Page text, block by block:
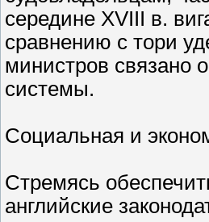
середине XVIII в.
сравнению с тори
министров связано
системы.
Социальная и
Стремясь
английские